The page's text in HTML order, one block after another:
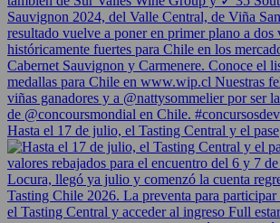
Hasta el 17 de julio, el Tasting Central y el pase